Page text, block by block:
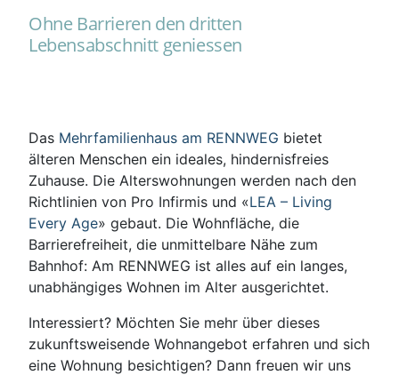
Ohne Barrieren den dritten
Lebensabschnitt geniessen
Das Mehrfamilienhaus am RENNWEG bietet
älteren Menschen ein ideales, hindernisfreies
Zuhause. Die Alterswohnungen werden nach den
Richtlinien von Pro Infirmis und «LEA – Living
Every Age» gebaut. Die Wohnfläche, die
Barrierefreiheit, die unmittelbare Nähe zum
Bahnhof: Am RENNWEG ist alles auf ein langes,
unabhängiges Wohnen im Alter ausgerichtet.
Interessiert? Möchten Sie mehr über dieses
zukunftsweisende Wohnangebot erfahren und sich
eine Wohnung besichtigen? Dann freuen wir uns